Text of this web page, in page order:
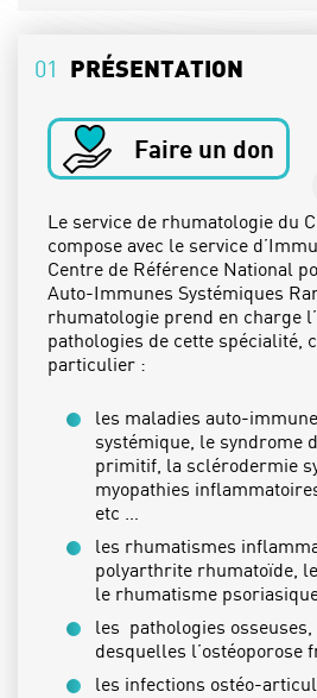
03 L'ÉQUIPE PARAMÉDICALE
04 LES SPÉCIALITÉS
05
ACTUALITÉS
01 PRÉSENTATION
Faire un don
Le service de rhumatologie du
compose avec le service
Centre de Référence National
Auto-Immunes Systémiques
rhumatologie prend en charge
pathologies de cette spécialité,
particulier :
les maladies auto-
systémique, le syndrome
primitif, la sclérodermie
myopathies
etc …
les rhumatismes
polyarthrite rhumatoïde,
le rhumatisme
les pathologies
desquelles l’ostéoporose
les infections ostéo-